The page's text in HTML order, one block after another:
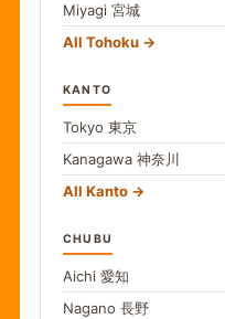
Miyagi 宮城
All Tohoku
KANTO
Tokyo 東京
Kanagawa 神奈川
All Kanto
CHUBU
Aichi 愛知
Nagano 長野